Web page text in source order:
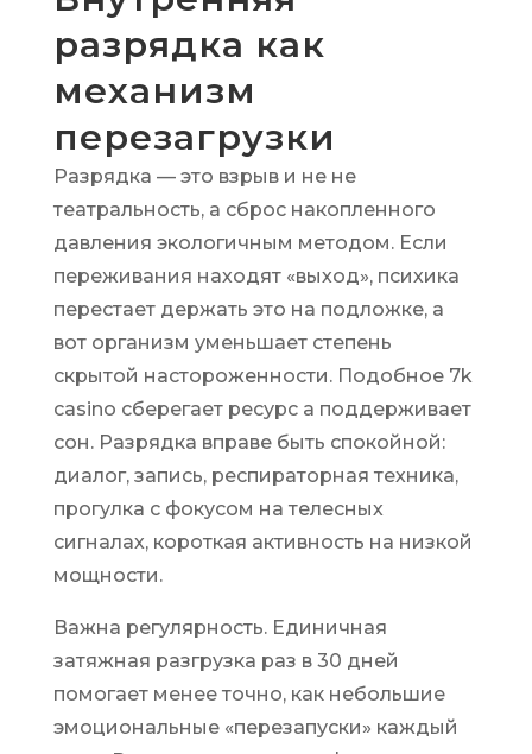
разрядка как
механизм
перезагрузки
Разрядка — это взрыв и не не
театральность, а сброс накопленного
давления экологичным методом. Если
переживания находят «выход», психика
перестает держать это на подложке, а
вот организм уменьшает степень
скрытой настороженности. Подобное 7k
casino сберегает ресурс а поддерживает
сон. Разрядка вправе быть спокойной:
диалог, запись, респираторная техника,
прогулка с фокусом на телесных
сигналах, короткая активность на низкой
мощности.
Важна регулярность. Единичная
затяжная разгрузка раз в 30 дней
помогает менее точно, как небольшие
эмоциональные «перезапуски» каждый